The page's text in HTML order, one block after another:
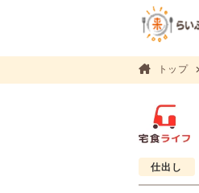
トップ
仕出し